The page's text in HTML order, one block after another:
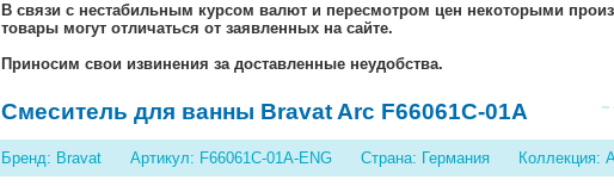
В связи с нестабильным курсом валют и пересмотром цен некоторыми
товары могут отличаться от заявленных на сайте.
Приносим свои извинения за доставленные неудобства.
Смеситель для ванны Bravat Arc F66061C-01A
Бренд: Bravat Артикул: F66061C-01A-ENG Страна: Германия Коллекция: